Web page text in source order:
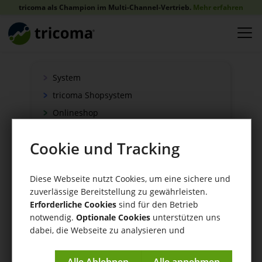
tricoma als Champion im Multi-Channel-Vertrieb. Mehr erfahren
System
tricoma Shopsystem
Onlineshop
Schnittstellen
Versand
WaWi/CRM
CRM Tools
Cookie und Tracking
Diese Webseite nutzt Cookies, um eine sichere und
zuverlässige Bereitstellung zu gewährleisten.
Erforderliche Cookies sind für den Betrieb
notwendig. Optionale Cookies unterstützen uns
dabei, die Webseite zu analysieren und